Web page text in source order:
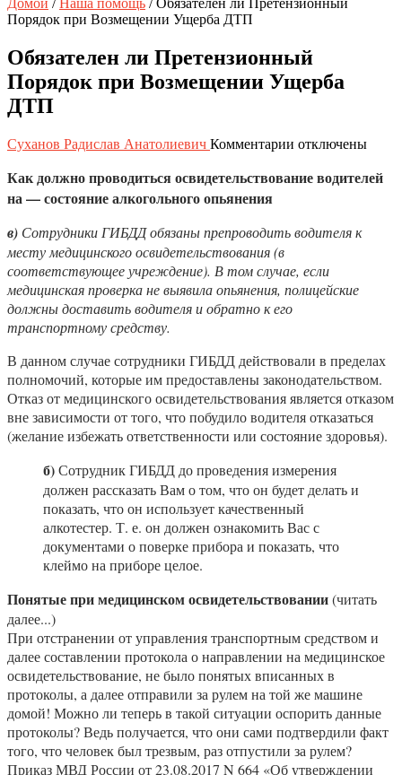
Порядок при Возмещении Ущерба ДТП
Обязателен ли Претензионный
Порядок при Возмещении Ущерба
ДТП
Суханов Радислав Анатолиевич Комментарии к
Обязателен
при
Ущерба
ДТП
отключены
Как должно проводиться освидетельствование водителей
на — состояние алкогольного опьянения
в) Сотрудники ГИБДД обязаны препроводить водителя к
месту медицинского освидетельствования (в
соответствующее учреждение). В том случае, если
медицинская проверка не выявила опьянения, полицейские
должны доставить водителя и обратно к его
транспортному средству.
В данном случае сотрудники ГИБДД действовали в пределах
полномочий, которые им предоставлены законодательством.
Отказ от медицинского освидетельствования является отказом
вне зависимости от того, что побудило водителя отказаться
(желание избежать ответственности или состояние здоровья).
б)Сотрудник ГИБДД до проведения измерения
должен рассказать Вам о том, что он будет делать и
показать, что он использует качественный
алкотестер. Т. е. он должен ознакомить Вас с
документами о поверке прибора и показать, что
клеймо на приборе целое.
Понятые при медицинском освидетельствовании(читать
далее...)
При отстранении от управления транспортным средством и
далее составлении протокола о направлении на медицинское
освидетельствование, не было понятых вписанных в
протоколы, а далее отправили за рулем на той же машине
домой! Можно ли теперь в такой ситуации оспорить данные
протоколы? Ведь получается, что они сами подтвердили факт
того, что человек был трезвым, раз отпустили за рулем?
Приказ МВД России от 23.08.2017 N 664 «Об утверждении